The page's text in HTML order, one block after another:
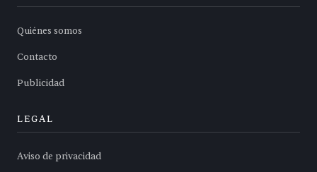
Quiénes somos
Contacto
Publicidad
LEGAL
Aviso de privacidad